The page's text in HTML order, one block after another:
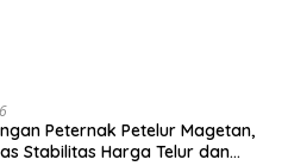
Peternak Petelur Magetan,
Stabilitas Harga Telur dan